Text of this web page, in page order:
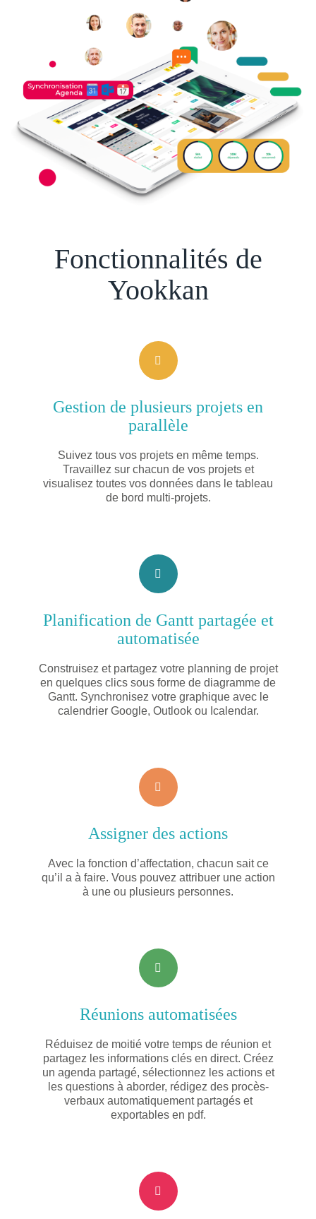
Fonctionnalités de
Yookkan
Gestion de plusieurs projets en
parallèle
Suivez tous vos projets en même temps.
Travaillez sur chacun de vos projets et
visualisez toutes vos données dans le tableau
de bord multi-projets.
Planification de Gantt partagée et
automatisée
Construisez et partagez votre planning de projet
en quelques clics sous forme de diagramme de
Gantt. Synchronisez votre graphique avec le
calendrier Google, Outlook ou Icalendar.
Assigner des actions
Avec la fonction d’affectation, chacun sait ce
qu’il a à faire. Vous pouvez attribuer une action
à une ou plusieurs personnes.
Réunions automatisées
Réduisez de moitié votre temps de réunion et
partagez les informations clés en direct. Créez
un agenda partagé, sélectionnez les actions et
les questions à aborder, rédigez des procès-
verbaux automatiquement partagés et
exportables en pdf.